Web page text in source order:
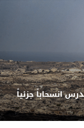
انسحاباً جزئياً